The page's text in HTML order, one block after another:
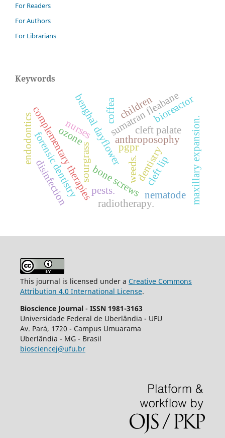
For Readers
For Authors
For Librarians
Keywords
benghal dayflower
sourgrass
sumatran fleabane
weeds.
anthroposophy
complementary therapies dentistry
forensic dentistry bone screwscleft lip
cleft palate maxillary expansion.
ozone
radiotherapy.
coffea
nematode
pests.
disinfection
endodontics nurses
childrenbioreactor
pgpr
This journal is licensed under a Creative Commons
Attribution 4.0 International License.
Bioscience Journal - ISSN 1981-3163
Universidade Federal de Uberlândia - UFU
Av. Pará, 1720 - Campus Umuarama
Uberlândia - MG - Brasil
biosciencej@ufu.br